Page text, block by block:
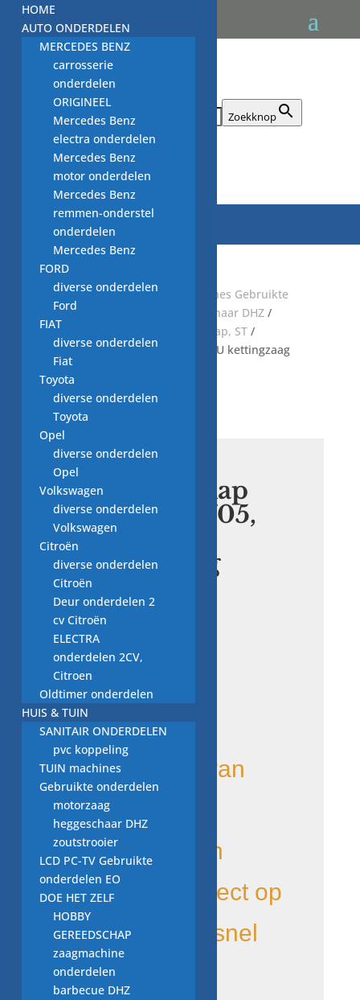
Zoek naar: Zoekknop
Start/HUIS & TUIN/TUIN machines Gebruikte
onderdelen
motorzaag heggeschaar DHZ/
Motorzagen Stihl ST
beschermkap, ST/
beschermkap 1120 646 7705, 122U kettingzaag
onderdeel
beschermkap
1120 646 7705,
122U
kettingzaag
onderdeel
€5,00
gebruikte
motorzaag
onderdelen van
vele merken,
bouwjaren en
modellen, direct op
voorraad en snel
geleverd
HOME
AUTO ONDERDELEN
MERCEDES BENZ
carrosserie
onderdelen
ORIGINEEL
Mercedes Benz
electra onderdelen
Mercedes Benz
motor onderdelen
Mercedes Benz
remmen-onderstel
onderdelen
Mercedes Benz
FORD
diverse onderdelen
Ford
FIAT
diverse onderdelen
Fiat
Toyota
diverse onderdelen
Toyota
Opel
diverse onderdelen
Opel
Volkswagen
diverse onderdelen
Volkswagen
Citroën
diverse onderdelen
Citroën
Deur onderdelen 2
cv Citroën
ELECTRA
onderdelen 2CV,
Citroen
Oldtimer onderdelen
HUIS & TUIN
SANITAIR ONDERDELEN
pvc koppeling
TUIN machines
Gebruikte onderdelen
motorzaag
heggeschaar DHZ
zoutstrooier
LCD PC-TV Gebruikte
onderdelen EO
DOE HET ZELF
HOBBY
GEREEDSCHAP
zaagmachine
onderdelen
barbecue DHZ